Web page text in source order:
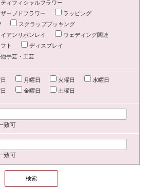
ィフィシャルフラワー
ーブドフラワー
ラッピング
スクラップブッキング
アンリボンレイ
ウェディング関連
ト
ディスプレイ
手芸・工芸
月曜日 火曜日
水曜日
金曜日 土曜日
致可
致可